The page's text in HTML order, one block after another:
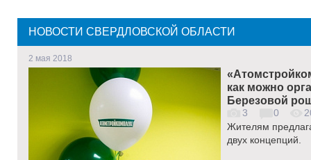
НОВОСТИ СВЕРДЛОВСКОЙ ОБЛАСТИ
2 мая 2018
как можно
Березовой
3 0
Жителям
двух концепций.